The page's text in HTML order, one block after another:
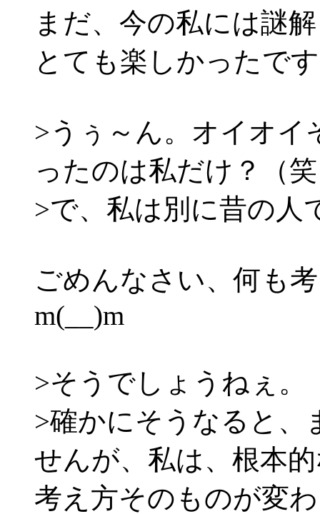
まだ、今の私には謎
とても楽しかったで
>うぅ～ん。オイオイ
ったのは私だけ？（
>で、私は別に昔の人
ごめんなさい、何も
m(__)m
>そうでしょうねぇ。
>確かにそうなると、
せんが、私は、根本
考え方そのものが変